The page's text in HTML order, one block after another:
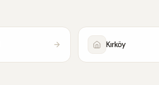
Kırköy